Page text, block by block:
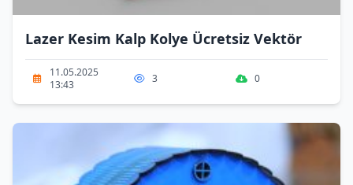
Lazer Kesim Kalp Kolye Ücretsiz Vektör
11.05.2025
13:43
3 0